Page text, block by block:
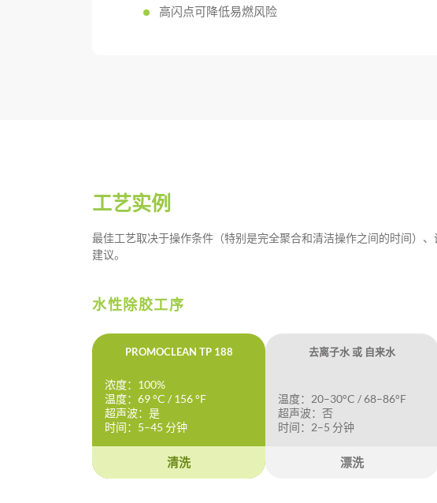
高闪点可降低易燃风险
工艺实例
最佳工艺取决于操作条件（特别是完全聚合和清洁操作之间的时间）
建议。
水性除胶工序
PROMOCLEAN TP 188
浓度：100%
温度：69 °C / 156 °F
超声波：是
时间：5–45 分钟
清洗
去离子水 或 自来水
温度：20–30°C / 68–86°F
超声波：否
时间：2–5 分钟
漂洗